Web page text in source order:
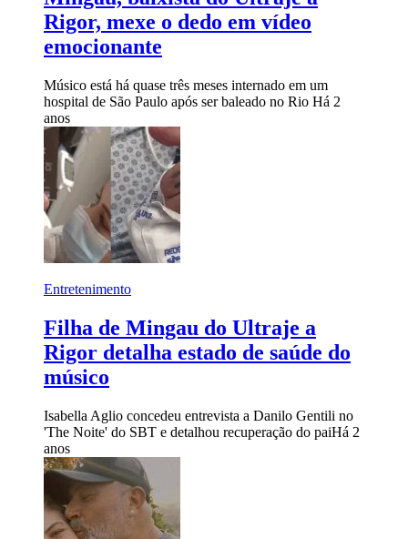
Rigor, mexe o dedo em vídeo
emocionante
Músico está há quase três meses internado em um
hospital de São Paulo após ser baleado no Rio Há 2
anos
Entretenimento
Filha de Mingau do Ultraje a
Rigor detalha estado de saúde do
músico
Isabella Aglio concedeu entrevista a Danilo Gentili no
'The Noite' do SBT e detalhou recuperação do paiHá 2
anos